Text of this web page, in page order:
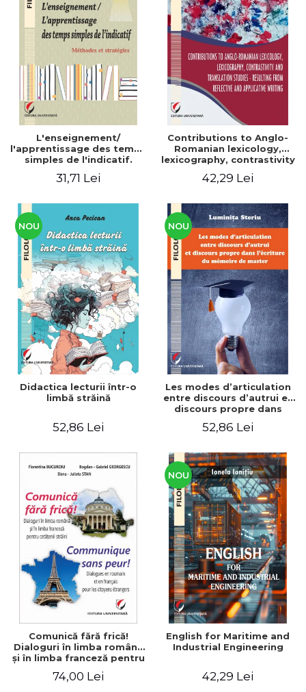
L'enseignement/
l'apprentissage des temps
simples de l'indicatif.
31,71 Lei
Contributions to Anglo-
Romanian lexicology,
lexicography, contrastivity
Resulting from reflective
42,29 Lei
NOU
Didactica lecturii într-o
limbă străină
52,86 Lei
NOU
Les modes d’articulation
entre discours d’autrui et
discours propre dans
master
52,86 Lei
Comunică fără frică!
Dialoguri în limba română
şi în limba franceză pentru
străini/Communique sans
74,00 Lei
NOU
English for Maritime and
Industrial Engineering
42,29 Lei